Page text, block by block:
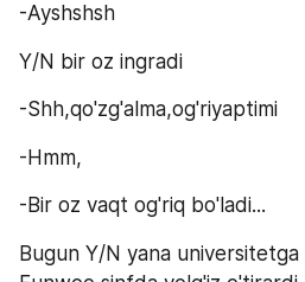
-Ayshshsh
Y/N bir oz ingradi
-Shh,qo'zg'alma,og'riyaptimi
-Hmm,
-Bir oz vaqt og'riq bo'ladi...
Bugun Y/N yana